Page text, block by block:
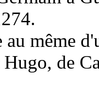
même
de